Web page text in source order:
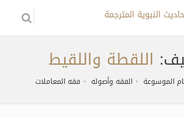
اللقطة واللقيط
الموسوعة الفقه وأصوله فقه المعاملات